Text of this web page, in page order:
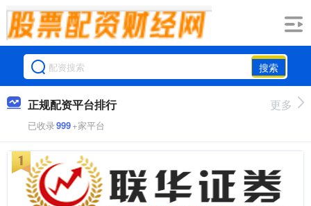
搜索
正规配资平台排行
已收录999+家平台
更多